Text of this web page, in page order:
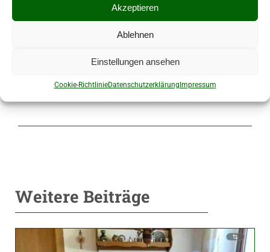
Akzeptieren
Ablehnen
Einstellungen ansehen
Cookie-RichtlinieDatenschutzerklärung Impressum
zurück zur Startseite
Weitere Beiträge